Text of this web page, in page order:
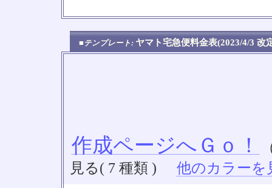
■テンプレート: ヤマト宅急便料金表(2023/4/3
作成ページへＧｏ！
見る( 7 種類 )
他のカラーを